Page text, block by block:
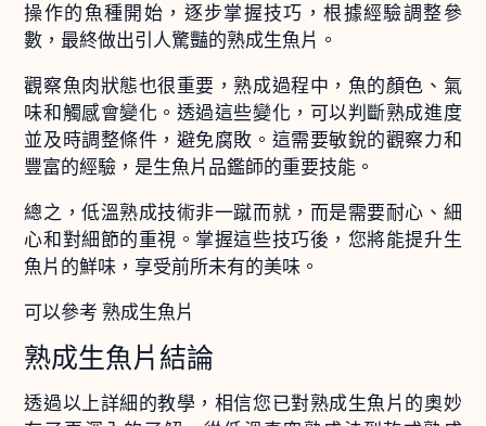
操作的魚種開始，逐步掌握技巧，根據經驗調整參
數，最終做出引人驚豔的熟成生魚片。
觀察魚肉狀態也很重要，熟成過程中，魚的顏色、氣
味和觸感會變化。透過這些變化，可以判斷熟成進度
並及時調整條件，避免腐敗。這需要敏銳的觀察力和
豐富的經驗，是生魚片品鑑師的重要技能。
總之，低溫熟成技術非一蹴而就，而是需要耐心、細
心和對細節的重視。掌握這些技巧後，您將能提升生
魚片的鮮味，享受前所未有的美味。
可以參考 熟成生魚片
熟成生魚片結論
透過以上詳細的教學，相信您已對熟成生魚片的奧妙